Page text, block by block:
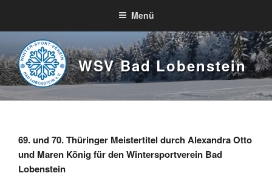
springen
WSV Bad Lobenstein
Menü
69. und 70. Thüringer Meistertitel durch Alexandra Otto
und Maren König für den Wintersportverein Bad
Lobenstein